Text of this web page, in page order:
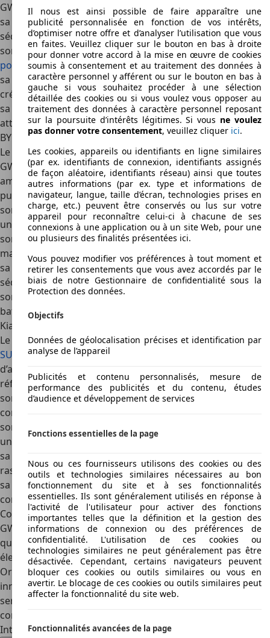
GWM.
sa réputation de fiabilité et sa consommation maîtrisée
séduisent un large public;
son habitabilité et son confort en font unSUV familial
polyvalent;
sa forte notoriété mondiale lui confère un avantage de
crédibilité;
sa longue expérience sur le marché rassure les acheteurs
attachés aux valeurs sûres.
BYD Atto 3 : le concurrent chinois en pleine expansion
Le
BYD Atto 3représente l’une des menaces directes pour
GWM, car il est issu d’un autre constructeur chinois très
ambitieux. Accessible et bien équipé, il illustre la montée en
puissance des nouvelles marques asiatiques.
son prix compétitif et ses équipements de série en font
une alternative attractive;
son autonomie d’environ 420 km couvre les besoins de la
majorité des conducteurs;
sa croissance rapide en Europe témoigne de sa capacité à
séduire rapidement;
son appartenance à un groupe leader mondial de la
batterie renforce sa crédibilité.
Kia EV6 : le SUV électrique premium accessible
Le
Kia EV6illustre l’avant-garde coréenne en matière de
SUV électriques . Sa combinaison de design futuriste,
d’autonomie élevée et de prix compétitif en fait une
référence incontournable pour les acheteurs européens.
son autonomie pouvant dépasser 500 km la rend
compétitive face aux modèles GWM;
son design futuriste et ses performances sportives attirent
une clientèle jeune et dynamique;
sa notoriété déjà bien installée en Europe la rend plus
rassurante pour les acheteurs;
sa plateforme E-GMP et sa recharge ultra-rapide lui
confèrent un avantage technologique.
Conclusion
GWM illustre la nouvelle vague de constructeurs chinois
qui ambitionnent de s’imposer en Europe grâce à une offre
électrique variée et compétitive. Avec ses sous-marques
Ora, Haval, Wey et Tank, le groupe combine accessibilité,
innovation et montée en gamme. Ses prochaines années
seront décisives pour confirmer sa crédibilité face à des
concurrents européens, coréens et japonais bien établis.
Intéressé par l'Great Wall
Il nous est ainsi possible de faire apparaître une
publicité personnalisée en fonction de vos intérêts,
d’optimiser notre offre et d’analyser l’utilisation que vous
en faites. Veuillez cliquer sur le bouton en bas à droite
pour donner votre accord à la mise en œuvre de cookies
soumis à consentement et au traitement des données à
caractère personnel y afférent ou sur le bouton en bas à
gauche si vous souhaitez procéder à une sélection
détaillée des cookies ou si vous voulez vous opposer au
traitement des données à caractère personnel reposant
sur la poursuite d’intérêts légitimes. Si vous ne voulez
pas donner votre consentement, veuillez cliquer ici.
Les cookies, appareils ou identifiants en ligne similaires
(par ex. identifiants de connexion, identifiants assignés
de façon aléatoire, identifiants réseau) ainsi que toutes
autres informations (par ex. type et informations de
navigateur, langue, taille d’écran, technologies prises en
charge, etc.) peuvent être conservés ou lus sur votre
appareil pour reconnaître celui-ci à chacune de ses
connexions à une application ou à un site Web, pour une
ou plusieurs des finalités présentées ici.
Vous pouvez modifier vos préférences à tout moment et
retirer les consentements que vous avez accordés par le
biais de notre Gestionnaire de confidentialité sous la
Protection des données.
Objectifs
Données de géolocalisation précises et identification par
analyse de l’appareil
Publicités et contenu personnalisés, mesure de
performance des publicités et du contenu, études
d’audience et développement de services
Fonctions essentielles de la page
Nous ou ces fournisseurs utilisons des cookies ou des
outils et technologies similaires nécessaires au bon
fonctionnement du site et à ses fonctionnalités
essentielles. Ils sont généralement utilisés en réponse à
l'activité de l'utilisateur pour activer des fonctions
importantes telles que la définition et la gestion des
informations de connexion ou des préférences de
confidentialité. L'utilisation de ces cookies ou
technologies similaires ne peut généralement pas être
désactivée. Cependant, certains navigateurs peuvent
bloquer ces cookies ou outils similaires ou vous en
avertir. Le blocage de ces cookies ou outils similaires peut
affecter la fonctionnalité du site web.
Fonctionnalités avancées de la page